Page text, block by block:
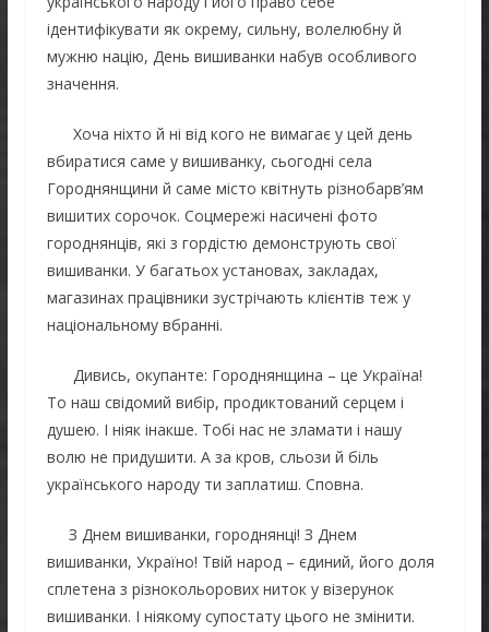
ідентифікувати як окрему, сильну, волелюбну й
мужню націю, День вишиванки набув особливого
значення.
Хоча ніхто й ні від кого не вимагає у цей день
вбиратися саме у вишиванку, сьогодні села
Городнянщини й саме місто квітнуть різнобарв’ям
вишитих сорочок. Соцмережі насичені фото
городнянців, які з гордістю демонструють свої
вишиванки. У багатьох установах, закладах,
магазинах працівники зустрічають клієнтів теж у
національному вбранні.
Дивись, окупанте: Городнянщина – це Україна!
То наш свідомий вибір, продиктований серцем і
душею. І ніяк інакше. Тобі нас не зламати і нашу
волю не придушити. А за кров, сльози й біль
українського народу ти заплатиш. Сповна.
З Днем вишиванки, городнянці! З Днем
вишиванки, Україно! Твій народ – єдиний, його доля
сплетена з різнокольорових ниток у візерунок
вишиванки. І ніякому супостату цього не змінити.